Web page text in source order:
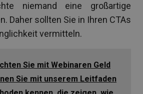
niemand eine großartige
Daher sollten Sie in Ihren CTAs
vermitteln.
Sie mit Webinaren Geld
Sie mit unserem Leitfaden